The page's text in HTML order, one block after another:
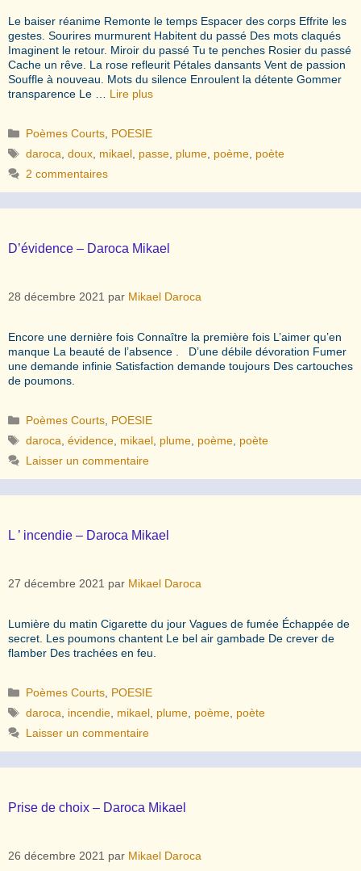
Le baiser réanime Remonte le temps Espacer des corps Effrite les
gestes. Sourires murmurent Habitent du passé Des mots claqués
Imaginent le retour. Miroir du passé Tu te penches Rosier du passé
Cache un rêve. La rose refleurit Pétales dansants Vent de passion
Souffle à nouveau. Mots du silence Enroulent la détente Gommer
transparence Le … Lire plus
Catégories
Poèmes Courts POESIE
Étiquettes
daroca ,doux mikael passe plume poème poète
2 commentaires
D’évidence – Daroca Mikael
28 décembre 2021 par Mikael Daroca
Encore une dernière fois Connaître la première fois L’aimer qu’en
manque La beauté de l’absence . D’une débile dévoration Fumer
une demande infinie Satisfaction demande toujours Des cartouches
de poumons.
Catégories
Poèmes Courts POESIE
Étiquettes
daroca ,évidence mikael plume poème poète
Laisser un commentaire
L ’ incendie – Daroca Mikael
27 décembre 2021 par Mikael Daroca
Lumière du matin Cigarette du jour Vagues de fumée Échappée de
secret. Les poumons chantent Le bel air gambade De crever de
flamber Des trachées en feu.
Catégories
Poèmes Courts POESIE
Étiquettes
daroca incendie mikael plume poème poète
Laisser un commentaire
Prise de choix – Daroca Mikael
26 décembre 2021 par Mikael Daroca